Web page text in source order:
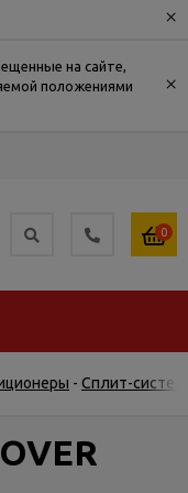
×
на сайте,
положениями
×
0
- Сплит-